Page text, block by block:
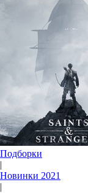
Подборки
|
Новинки 2021
|